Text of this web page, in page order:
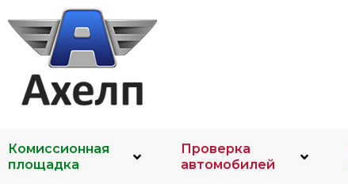
Комиссионная
площадка
Проверка
автомобилей